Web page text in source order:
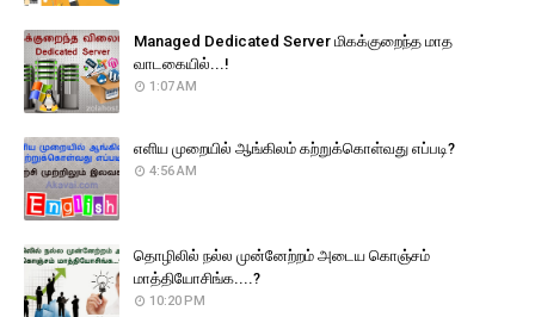
Managed Dedicated Server மிகக்குறைந்த மாத
வாடகையில்...!
1:07 AM
எளிய முறையில் ஆங்கிலம் கற்றுக்கொள்வது எப்படி?
4:56 AM
தொழிலில் நல்ல முன்னேற்றம் அடைய கொஞ்சம்
மாத்தியோசிங்க....?
10:20 PM